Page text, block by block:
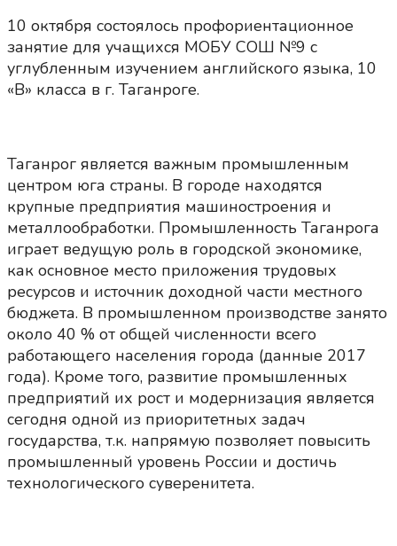
10 октября состоялось профориентационное
занятие для учащихся МОБУ СОШ №9 с
углубленным изучением английского языка, 10
«В» класса в г. Таганроге.
Таганрог является важным промышленным
центром юга страны. В городе находятся
крупные предприятия машиностроения и
металлообработки. Промышленность Таганрога
играет ведущую роль в городской экономике,
как основное место приложения трудовых
ресурсов и источник доходной части местного
бюджета. В промышленном производстве занято
около 40 % от общей численности всего
работающего населения города (данные 2017
года). Кроме того, развитие промышленных
предприятий их рост и модернизация является
сегодня одной из приоритетных задач
государства, т.к. напрямую позволяет повысить
промышленный уровень России и достичь
технологического суверенитета.